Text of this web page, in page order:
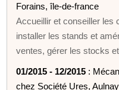
Forains, île-de-france
Accueillir et conseiller les
installer les stands et
ventes, gérer les stocks
01/2015 - 12/2015 :
chez Société Ures,